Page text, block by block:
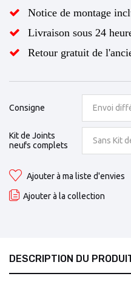
Notice de montage
Livraison sous 24
Retour gratuit de
Consigne Envoi
Kit de Joints
neufs complets
Sans Kit
Ajouter à ma liste d'envies
Ajouter à la collection
DESCRIPTION DU